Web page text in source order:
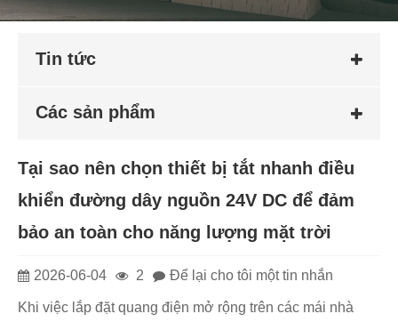
Tin tức
Các sản phẩm
Tại sao nên chọn thiết bị tắt nhanh điều
khiển đường dây nguồn 24V DC để đảm
bảo an toàn cho năng lượng mặt trời
2026-06-04 2 Để lại cho tôi một tin nhắn
Khi việc lắp đặt quang điện mở rộng trên các mái nhà